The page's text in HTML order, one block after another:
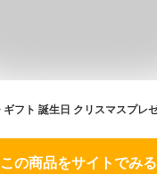
この商品をサイトでみる